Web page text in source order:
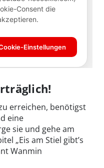
erreichen, benötigst
eine
sie und gehe am
„Eis am Stiel gibt’s
Wanmin